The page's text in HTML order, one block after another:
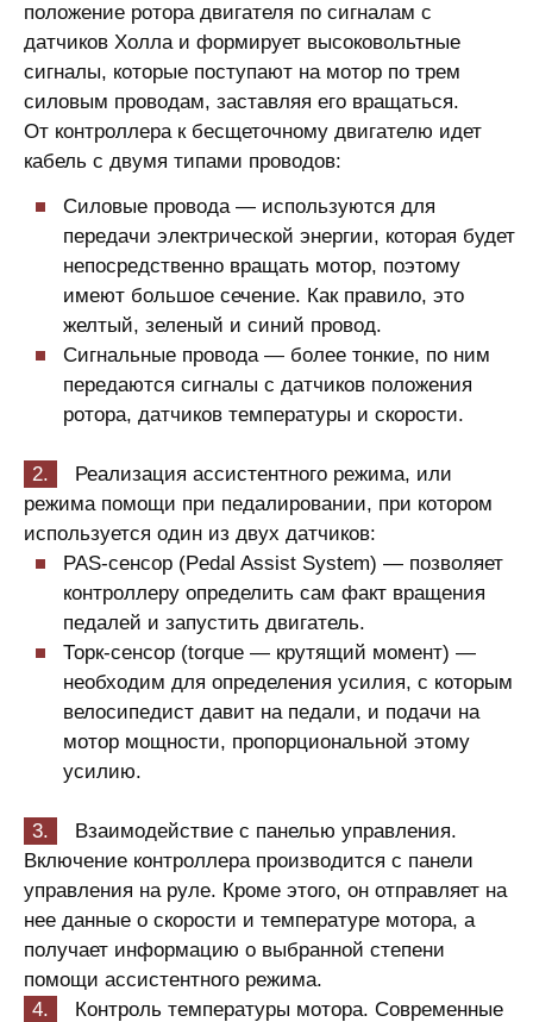
положение ротора двигателя по сигналам с
датчиков Холла и формирует высоковольтные
сигналы, которые поступают на мотор по трем
силовым проводам, заставляя его вращаться.
От контроллера к бесщеточному двигателю идет
кабель с двумя типами проводов:
Силовые провода — используются для
передачи электрической энергии, которая будет
непосредственно вращать мотор, поэтому
имеют большое сечение. Как правило, это
желтый, зеленый и синий провод.
Сигнальные провода — более тонкие, по ним
передаются сигналы с датчиков положения
ротора, датчиков температуры и скорости.
Реализация ассистентного режима, или
режима помощи при педалировании, при котором
используется один из двух датчиков:
PAS-сенсор (Pedal Assist System) — позволяет
контроллеру определить сам факт вращения
педалей и запустить двигатель.
Торк-сенсор (torque — крутящий момент) —
необходим для определения усилия, с которым
велосипедист давит на педали, и подачи на
мотор мощности, пропорциональной этому
усилию.
Взаимодействие с панелью управления.
Включение контроллера производится с панели
управления на руле. Кроме этого, он отправляет на
нее данные о скорости и температуре мотора, а
получает информацию о выбранной степени
помощи ассистентного режима.
Контроль температуры мотора. Современные